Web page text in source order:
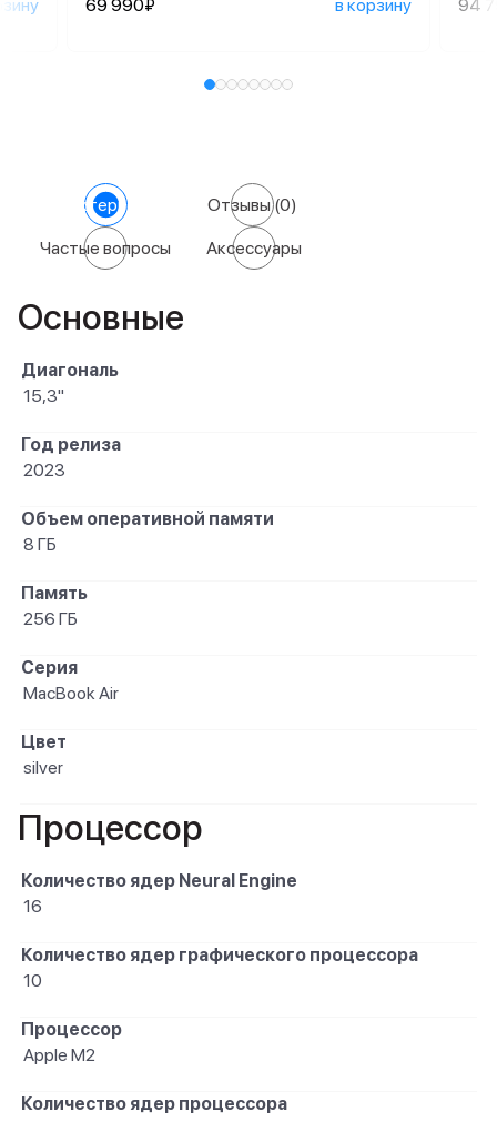
69 990₽ в корзину
94
Характеристики Отзывы(0)
Частые вопросы Аксессуары
Основные
Диагональ
15,3"
Год релиза
2023
Объем оперативной памяти
8 ГБ
Память
256 ГБ
Серия
MacBook Air
Цвет
silver
Процессор
Количество ядер Neural Engine
16
Количество ядер графического процессора
10
Процессор
Apple M2
Количество ядер процессора